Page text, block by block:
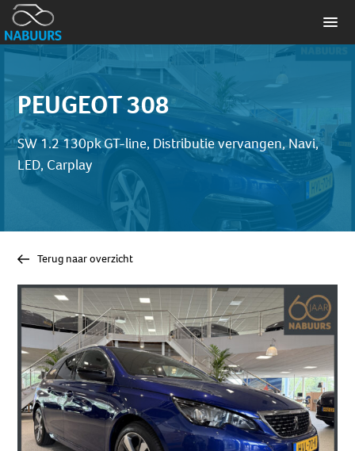
PEUGEOT 308
SW 1.2 130pk GT-line, Distributie vervangen, Navi,
LED, Carplay
Terug naar overzicht